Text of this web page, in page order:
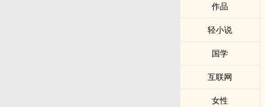
作品
轻小说
国学
互联网
女性